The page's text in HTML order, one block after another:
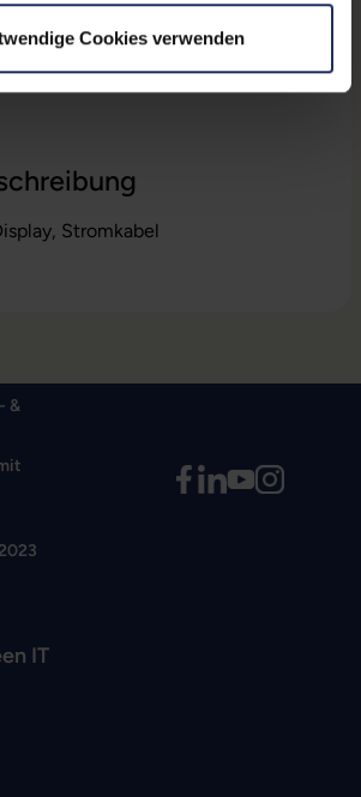
Cookies verwenden
Stromkabel
4,5 kg
23MB35PM-B
&
IT